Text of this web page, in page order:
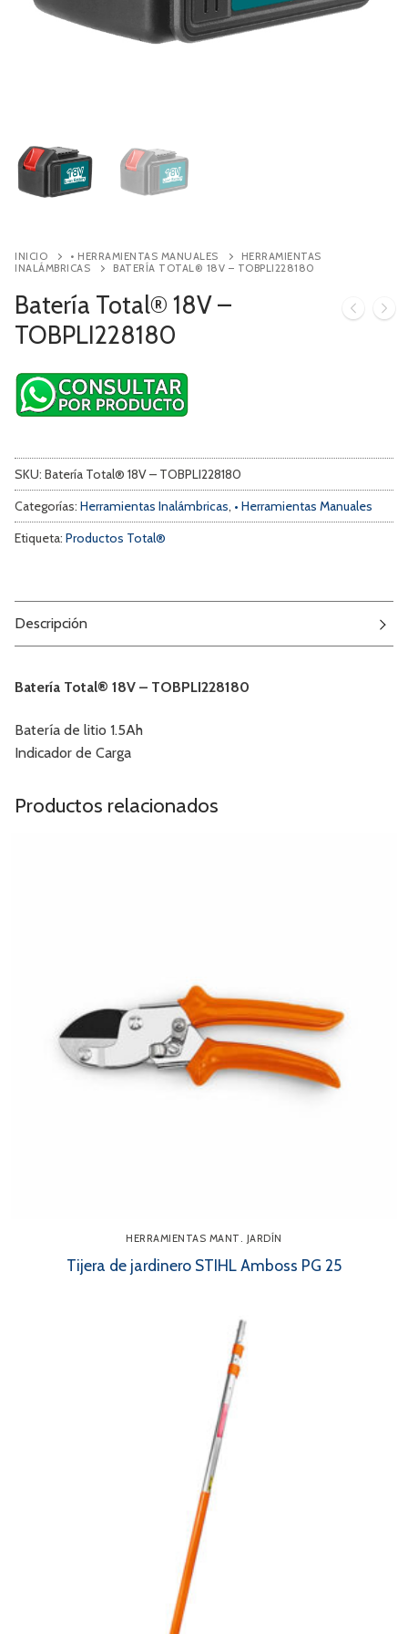
Contacto
INICIO • HERRAMIENTAS MANUALES
HERRAMIENTAS
INALÁMBRICAS
BATERÍA TOTAL® 18V – TOBPLI228180
Batería Total® 18V –
TOBPLI228180
SKU: Batería Total® 18V – TOBPLI228180
Categorías: Herramientas Inalámbricas, • Herramientas Manuales
Etiqueta: Productos Total®
Descripción
Batería Total® 18V – TOBPLI228180
Batería de litio 1.5Ah
Indicador de Carga
Productos relacionados
HERRAMIENTAS MANT. JARDÍN
Tijera de jardinero STIHL Amboss PG 25